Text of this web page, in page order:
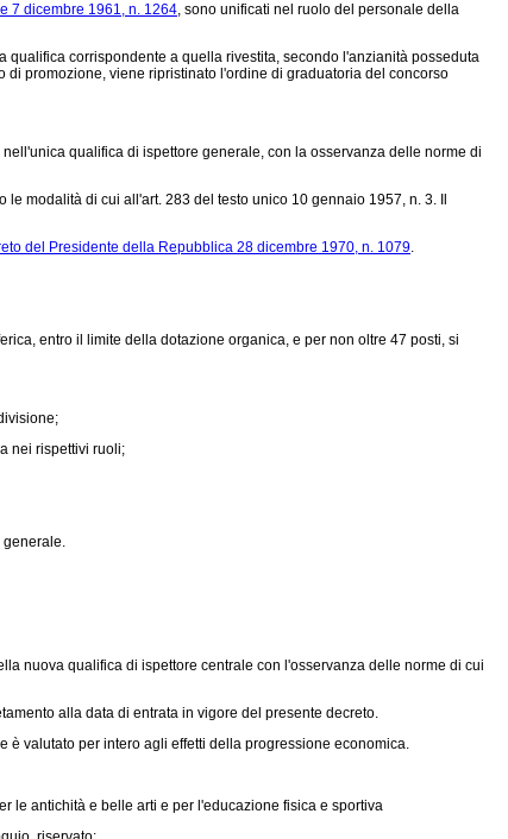
7 dicembre 1961, n. 1264, sono unificati nel ruolo del personale della
corrispondente a quella rivestita, secondo l'anzianità posseduta
promozione, viene ripristinato l'ordine di graduatoria del concorso
qualifica di ispettore generale, con la osservanza delle norme di
modalità di cui all'art. 283 del testo unico 10 gennaio 1957, n. 3. Il
del Presidente della Repubblica 28 dicembre 1970, n. 1079.
entro il limite della dotazione organica, e per non oltre 47 posti, si
nei rispettivi ruoli;
generale.
nuova qualifica di ispettore centrale con l'osservanza delle norme di cui
alla data di entrata in vigore del presente decreto.
valutato per intero agli effetti della progressione economica.
le antichità e belle arti e per l'educazione fisica e sportiva